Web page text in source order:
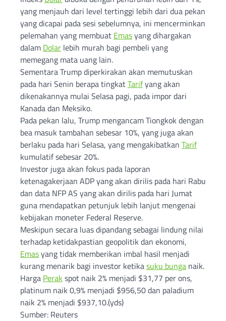
yang menjauh dari level tertinggi lebih dari dua pekan
yang dicapai pada sesi sebelumnya, ini mencerminkan
pelemahan yang membuat Emasyang dihargakan
dalam Dolar lebih murah bagi pembeli yang
memegang mata uang lain.
Sementara Trump diperkirakan akan memutuskan
pada hari Senin berapa tingkatTarifyang akan
dikenakannya mulai Selasa pagi, pada impor dari
Kanada dan Meksiko.
Pada pekan lalu, Trump mengancam Tiongkok dengan
bea masuk tambahan sebesar 10%, yang juga akan
berlaku pada hari Selasa, yang mengakibatkan Tarif
kumulatif sebesar 20%.
Investor juga akan fokus pada laporan
ketenagakerjaan ADP yang akan dirilis pada hari Rabu
dan data NFP AS yang akan dirilis pada hari Jumat
guna mendapatkan petunjuk lebih lanjut mengenai
kebijakan moneter Federal Reserve.
Meskipun secara luas dipandang sebagai lindung nilai
terhadap ketidakpastian geopolitik dan ekonomi,
Emasyang tidak memberikan imbal hasil menjadi
kurang menarik bagi investor ketikasuku bunga naik.
Harga Perak spot naik 2% menjadi $31,77 per ons,
platinum naik 0,9% menjadi $956,50 dan paladium
naik 2% menjadi $937,10.(yds)
Sumber: Reuters